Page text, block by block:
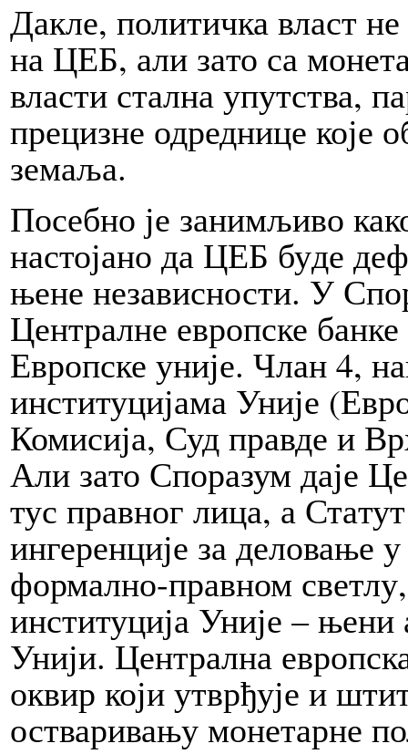
Да­кле, политичка власт
на ЦЕБ, али за­то са
власти стал­на упут­ства,
прецизне одреднице ко­је
земаља.
По­себ­но је занимљиво
на­сто­ја­но да ЦЕБ бу­де
ње­не независности. У
Централне европске
Европске уније. Члан 4,
институцијама Уније
Комисија, Суд правде и
Али за­то Споразум да­је
тус правног лица, а
ингеренције за де­ло­ва­ње
формално-правном
институција Уније –
Унији. Централна
оквир који утврђује и
остваривању монетарне